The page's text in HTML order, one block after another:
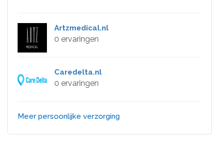
Artzmedical.nl
0 ervaringen
Caredelta.nl
0 ervaringen
Meer persoonlijke verzorging